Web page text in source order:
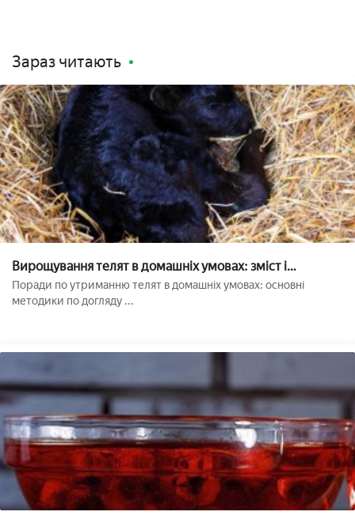
Зараз читають
Вирощування телят в домашніх умовах: зміст і
годування
Поради по утриманню телят в домашніх умовах: основні
методики по догляду ...